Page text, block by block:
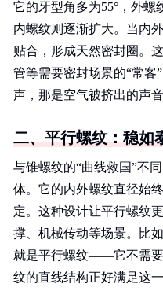
它的牙型角多为55°，外螺
内螺纹则逐渐扩大。当内
贴合，形成天然密封圈。
管等需要密封场景的“常客
声，那是空气被挤出的声
二、平行螺纹：稳如
与锥螺纹的“曲线救国”不
体。它的内外螺纹直径始
定。这种设计让平行螺纹
撑、机械传动等场景。比
就是平行螺纹——它不需要
纹的直线结构正好满足这一